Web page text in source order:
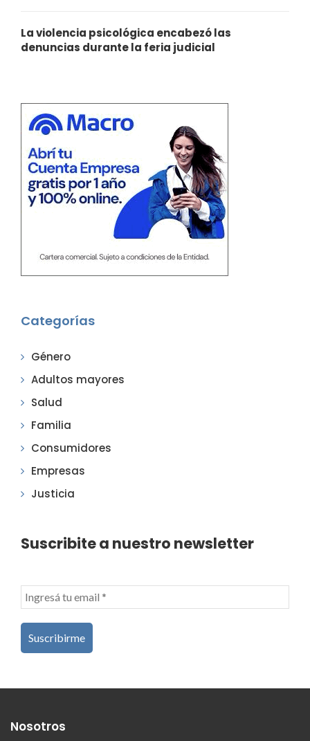
La violencia psicológica encabezó las
denuncias durante la feria judicial
Categorías
Género
Adultos mayores
Salud
Familia
Consumidores
Empresas
Justicia
Suscribite a nuestro newsletter
Nosotros